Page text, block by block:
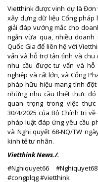
Vietthink được vinh dự là Đơn
xây dựng dữ liệu Cổng
giải đáp vướng mắc cho
ngắn vừa qua, nhiều doanh
Quốc Gia để liên hệ với
vấn và hỗ trợ tận tình và
nhu cầu được tư vấn và
nghiệp và rất lớn, và Cổng
pháp hữu hiệu mang tính
những nhu cầu thiết thực
quan trọng trong việc thực
30/4/2025 của Bộ Chính trị
pháp luật đáp ứng yêu cầu
và Nghị quyết 68-NQ/TW
kinh tế tư nhân.
Vietthink News./.
#Nghiquyet66
#congplqg #vietthink